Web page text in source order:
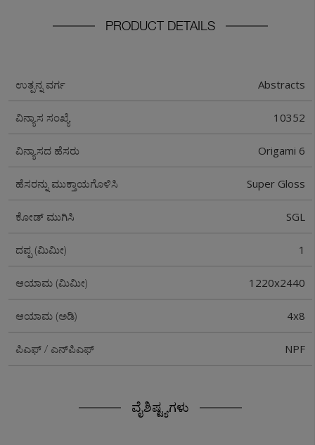
PRODUCT DETAILS
ಉತ್ಪನ್ನ ವರ್ಗ Abstracts
ವಿನ್ಯಾಸ ಸಂಖ್ಯೆ 10352
ವಿನ್ಯಾಸದ ಹೆಸರು Origami 6
ಹೆಸರನ್ನು ಮುಕ್ತಾಯಗೊಳಿಸಿ Super Gloss
ಕೋಡ್ ಮುಗಿಸಿ SGL
ದಪ್ಪ (ಮಿಮೀ) 1
ಆಯಾಮ (ಮಿಮೀ) 1220x2440
ಆಯಾಮ (ಅಡಿ) 4x8
ಪಿಎಫ್ / ಎನ್‌ಪಿಎಫ್ NPF
ವೈಶಿಷ್ಟ್ಯಗಳು